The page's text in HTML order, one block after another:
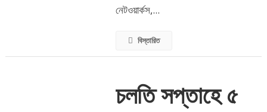
নেটওয়ার্কস,...
বিস্তারিত
চলতি সপ্তাহে ৫